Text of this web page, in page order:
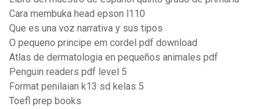
Cara membuka head epson l110
Que es una voz narrativa y sus tipos
O pequeno principe em cordel pdf download
Atlas de dermatologia en pequeños animales pdf
Penguin readers pdf level 5
Format penilaian k13 sd kelas 5
Toefl prep books